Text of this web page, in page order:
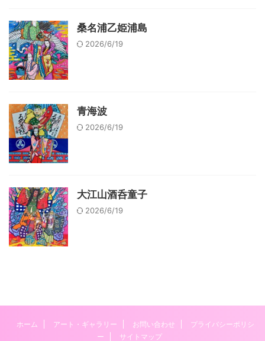
桑名浦乙姫浦島
2026/6/19
青海波
2026/6/19
大江山酒呑童子
2026/6/19
ホーム アート・ギャラリー お問い合わせ
プライバシーポリシ
ー
サイトマップ